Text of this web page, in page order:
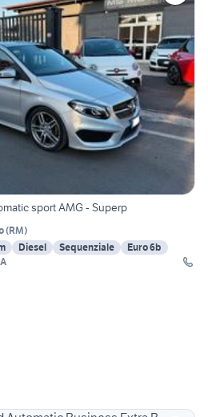
sport AMG - Superp
(RM)
Diesel Sequenziale
Euro 6b